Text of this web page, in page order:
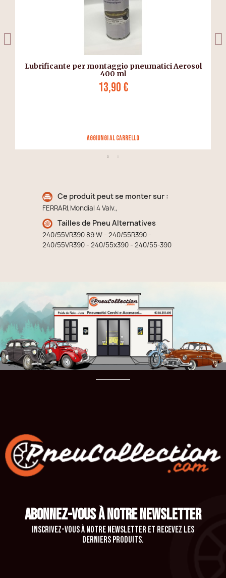
Lubrificante per montaggio pneumatici Aerosol
400 ml
13,90 €
Aggiungi al carrello
Ce produit peut se monter sur :
FERRARI,Mondial 4 Valv.,
Tailles de Pneu Alternatives
240/55VR390 89 W - 240/55R390 -
240/55VR390 - 240/55x390 - 240/55-390
ABONNEZ-VOUS À NOTRE NEWSLETTER
Inscrivez-vous à notre newsletter et recevez les
derniers produits.